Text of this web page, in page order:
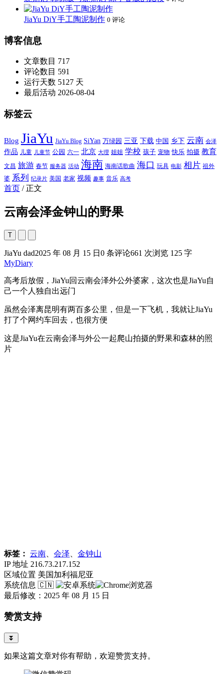
JiaYu DiY手工陶泥制作 0 评论
博客信息
文章数目 717
评论数目 591
运行天数 5127 天
最后活动 2026-08-04
标签云
Blog JiaYu JiaYu Blog SiYan 万绿园 三亚 下载 中国 乡下 云南 会泽
作品 儿童 儿童节 公园 六一 北京 大理 姐姐 学校 孩子 宠物 快乐 拍摄 教育
文昌 旅游 春节 服务器 活动 海南 海南话歌曲 海口 玩具 电影 相片 祖外
婆 系列 纪录片 美国 老家 视频 趣事 音乐 高考
首页 / 正文
云南会泽金钟山的野果
T
JiaYu dad2025 年 08 月 15 日 0 条评论661 次浏览 125 字
MyDiary
高考后放假，JiaYu回云南会泽外公外婆家，这次也是JiaYu自
己一个人独自出远门
虽然会泽离昆明有两百多公里，但是一下飞机，我就让JiaYu
打了个网约车回去，也很方便
这是JiaYu在云南会泽与外公一起爬山拍摄的野果和森林的照
片
标签： 云南 会泽
金钟山
IP 地址 216.73.217.152
区域位置 美国加利福尼亚
系统信息 🇨🇳
最后修改：2025 年 08 月 15 日
赞赏支持
⏬
如果这篇文章对你有帮助，欢迎赞赏支持。